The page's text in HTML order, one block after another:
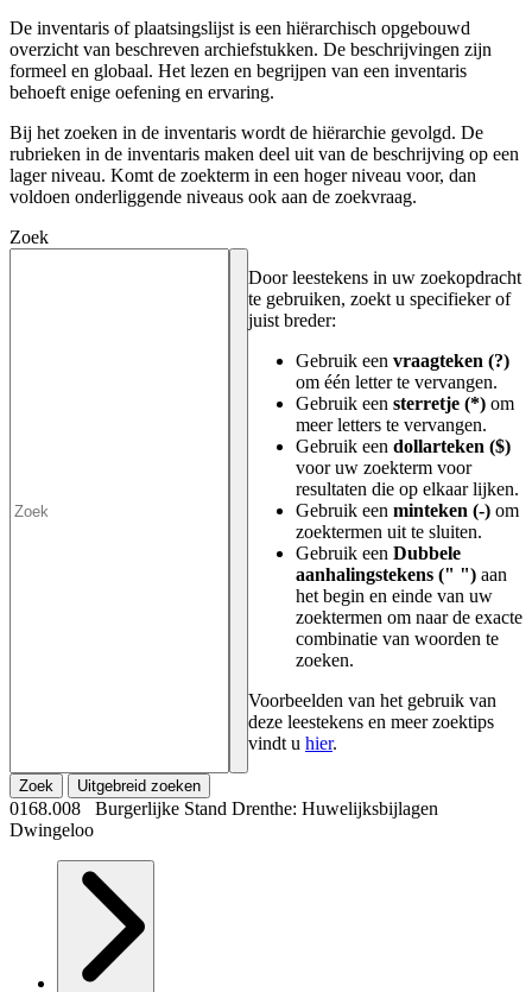
De inventaris of plaatsingslijst is een hiërarchisch opgebouwd
overzicht van beschreven archiefstukken. De beschrijvingen zijn
formeel en globaal. Het lezen en begrijpen van een inventaris
behoeft enige oefening en ervaring.
Bij het zoeken in de inventaris wordt de hiërarchie gevolgd. De
rubrieken in de inventaris maken deel uit van de beschrijving op een
lager niveau. Komt de zoekterm in een hoger niveau voor, dan
voldoen onderliggende niveaus ook aan de zoekvraag.
Zoek
Door leestekens in uw zoekopdracht
te gebruiken, zoekt u specifieker of
juist breder:
Gebruik een vraagteken (?)
om één letter te vervangen.
Gebruik een sterretje (*) om
meer letters te vervangen.
Gebruik een dollarteken ($)
voor uw zoekterm voor
resultaten die op elkaar lijken.
Gebruik een minteken (-) om
zoektermen uit te sluiten.
Gebruik een Dubbele
aanhalingstekens (" ") aan
het begin en einde van uw
zoektermen om naar de exacte
combinatie van woorden te
zoeken.
Voorbeelden van het gebruik van
deze leestekens en meer zoektips
vindt u hier.
Zoek Uitgebreid zoeken
0168.008 Burgerlijke Stand Drenthe: Huwelijksbijlagen
Dwingeloo